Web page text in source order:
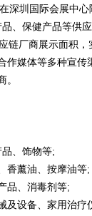
深圳国际会展中
、保健产品等供
链厂商展示面积
作媒体等多种宣
、饰物等;
香薰油、按摩油等;
品、消毒剂等;
及设备、家用治疗